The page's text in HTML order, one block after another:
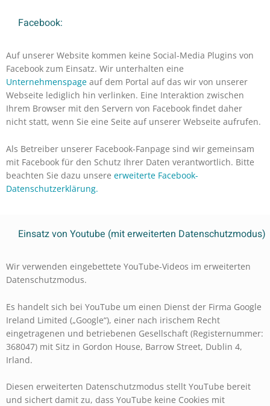
Facebook:
Auf unserer Website kommen keine Social-Media Plugins von
Facebook zum Einsatz. Wir unterhalten eine
Unternehmenspage auf dem Portal auf das wir von unserer
Webseite lediglich hin verlinken. Eine Interaktion zwischen
Ihrem Browser mit den Servern von Facebook findet daher
nicht statt, wenn Sie eine Seite auf unserer Webseite aufrufen.
Als Betreiber unserer Facebook-Fanpage sind wir gemeinsam
mit Facebook für den Schutz Ihrer Daten verantwortlich. Bitte
beachten Sie dazu unsere erweiterte Facebook-
Datenschutzerklärung.
Einsatz von Youtube (mit erweiterten Datenschutzmodus)
Wir verwenden eingebettete YouTube-Videos im erweiterten
Datenschutzmodus.
Es handelt sich bei YouTube um einen Dienst der Firma Google
Ireland Limited („Google“), einer nach irischem Recht
eingetragenen und betriebenen Gesellschaft (Registernummer:
368047) mit Sitz in Gordon House, Barrow Street, Dublin 4,
Irland.
Diesen erweiterten Datenschutzmodus stellt YouTube bereit
und sichert damit zu, dass YouTube keine Cookies mit